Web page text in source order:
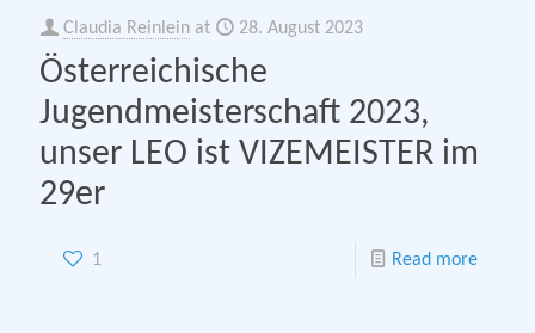
Claudia Reinlein at 28. August 2023
Österreichische
Jugendmeisterschaft 2023,
unser LEO ist VIZEMEISTER im
29er
1 Read more